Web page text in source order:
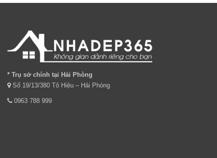
* Trụ sở chính tại Hải Phòng
Số 19/13/380 Tô Hiệu – Hải Phòng
0963 788 999